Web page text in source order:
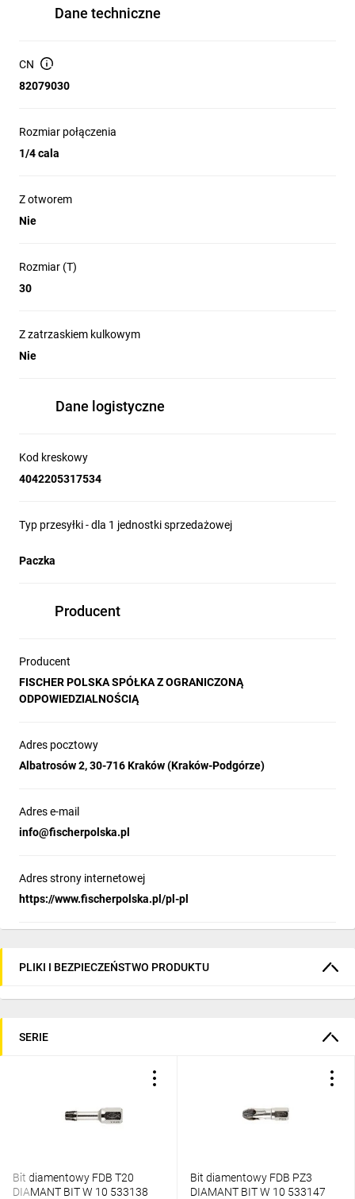
Dane techniczne
CN
82079030
Rozmiar połączenia
1/4 cala
Z otworem
Nie
Rozmiar (T)
30
Z zatrzaskiem kulkowym
Nie
Dane logistyczne
Kod kreskowy
4042205317534
Typ przesyłki - dla 1 jednostki sprzedażowej
Paczka
Producent
Producent
FISCHER POLSKA SPÓŁKA Z OGRANICZONĄ
ODPOWIEDZIALNOŚCIĄ
Adres pocztowy
Albatrosów 2, 30-716 Kraków (Kraków-Podgórze)
Adres e-mail
info@fischerpolska.pl
Adres strony internetowej
https://www.fischerpolska.pl/pl-pl
PLIKI I BEZPIECZEŃSTWO PRODUKTU
SERIE
Bit diamentowy FDB T20
DIAMANT BIT W 10 533138
Bit diamentowy FDB PZ3
DIAMANT BIT W 10 533147